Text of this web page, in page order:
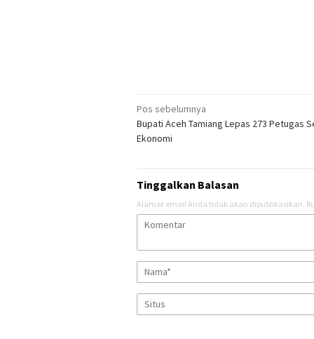
Navigasi
pos
Pos sebelumnya
Bupati Aceh Tamiang Lepas 273 Petugas
Ekonomi
Tinggalkan Balasan
Alamat email Anda tidak akan dipublikasikan.